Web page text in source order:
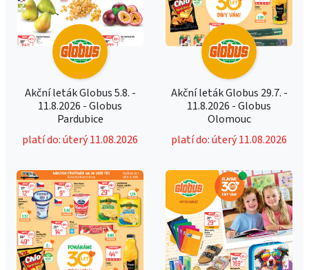
Akční leták Globus 5.8. -
11.8.2026 - Globus
Pardubice
platí do: úterý 11.08.2026
Akční leták Globus 29.7. -
11.8.2026 - Globus
Olomouc
platí do: úterý 11.08.2026